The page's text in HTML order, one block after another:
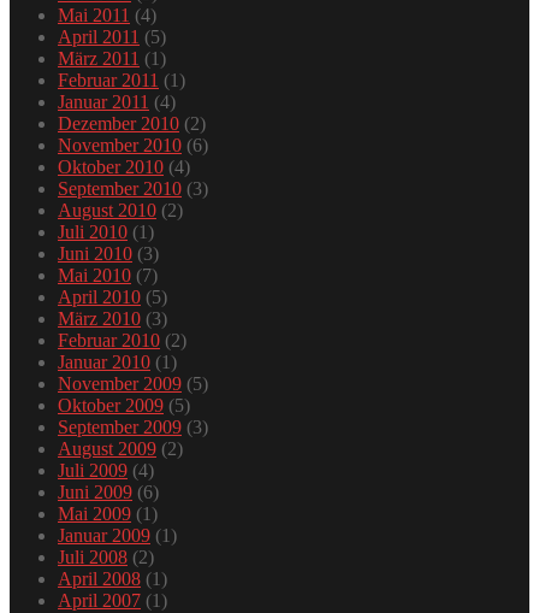
Mai 2011 (4)
April 2011 (5)
März 2011 (1)
Februar 2011 (1)
Januar 2011 (4)
Dezember 2010 (2)
November 2010 (6)
Oktober 2010 (4)
September 2010 (3)
August 2010 (2)
Juli 2010 (1)
Juni 2010 (3)
Mai 2010 (7)
April 2010 (5)
März 2010 (3)
Februar 2010 (2)
Januar 2010 (1)
November 2009 (5)
Oktober 2009 (5)
September 2009 (3)
August 2009 (2)
Juli 2009 (4)
Juni 2009 (6)
Mai 2009 (1)
Januar 2009 (1)
Juli 2008 (2)
April 2008 (1)
April 2007 (1)